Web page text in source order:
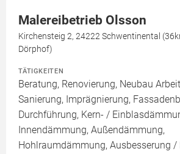
Malereibetrieb Olsson
Kirchensteig 2, 24222 Schwentinental
Dörphof)
TÄTIGKEITEN
Beratung, Renovierung, Neubau
Sanierung, Imprägnierung,
Durchführung, Kern- /
Innendämmung, Außendämmung,
Hohlraumdämmung, Ausbesserung /